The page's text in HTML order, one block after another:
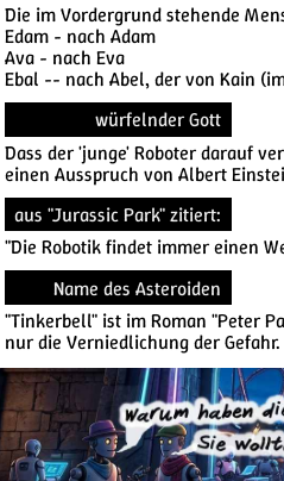
Die im Vordergrund stehende
Edam - nach Adam
Ava - nach Eva
Ebal -- nach Abel, der von Kain
würfelnder Gott
Dass der 'junge' Roboter darauf
einen Ausspruch von Albert
aus "Jurassic Park" zitiert:
"Die Robotik findet immer einen
Name des Asteroiden
"Tinkerbell" ist im Roman "Peter
nur die Verniedlichung der Gefahr.